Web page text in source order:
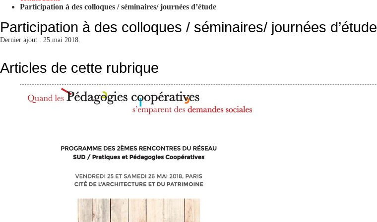
Participation à des colloques / séminaires/ journées d’étude
Participation à des colloques / séminaires/ journées d’étude
Dernier ajout : 25 mai 2018.
Articles de cette rubrique